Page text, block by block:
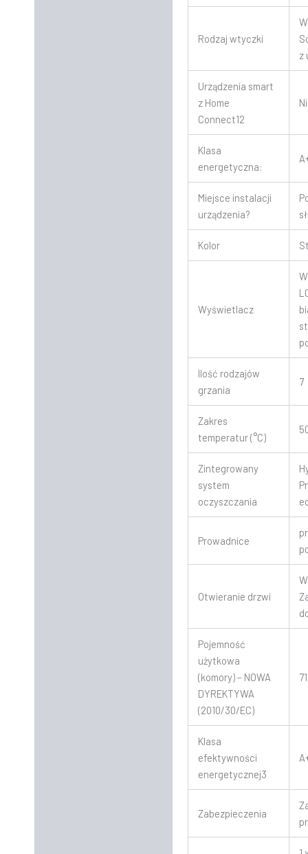
Rodzaj wtyczki
z
Urządzenia smart
z Home
Connect12
Klasa
energetyczna:
Miejsce instalacji
urządzenia?
Kolor
Wyświetlacz
Ilość rodzajów
grzania
7
Zakres
temperatur (°C)
Zintegrowany
system
oczyszczania
Prowadnice
Otwieranie drzwi
Pojemność
użytkowa
(komory) – NOWA
DYREKTYWA
(2010/30/EC)
Klasa
efektywności
energetycznej3
Zabezpieczenia